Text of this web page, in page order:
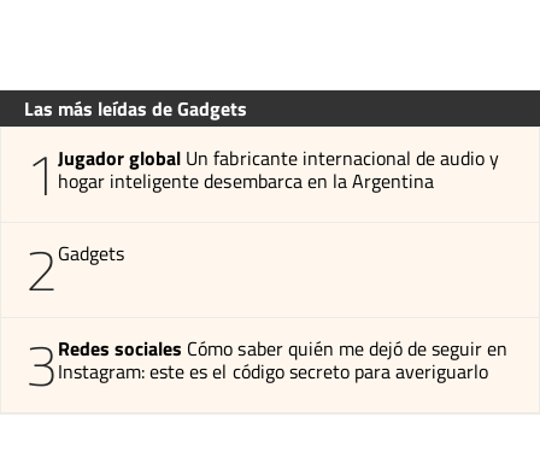
Las más leídas de Gadgets
1 Jugador global Un fabricante internacional de audio y
hogar inteligente desembarca en la Argentina
2Gadgets
3Redes sociales Cómo saber quién me dejó de seguir en
Instagram: este es el código secreto para averiguarlo